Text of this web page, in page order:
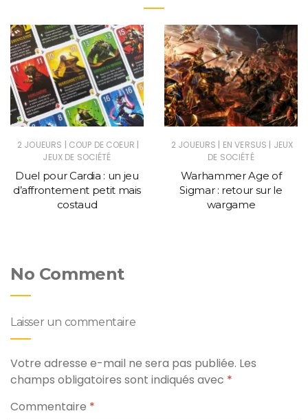
2 JOUEURS | COUP DE COEUR |
JEUX DE SOCIÉTÉ
Duel pour Cardia : un jeu
d’affrontement petit mais
costaud
2 JOUEURS | EN VERSUS | JEUX
DE SOCIÉTÉ
Warhammer Age of
Sigmar : retour sur le
wargame
No Comment
Laisser un commentaire
Votre adresse e-mail ne sera pas publiée. Les
champs obligatoires sont indiqués avec *
Commentaire *